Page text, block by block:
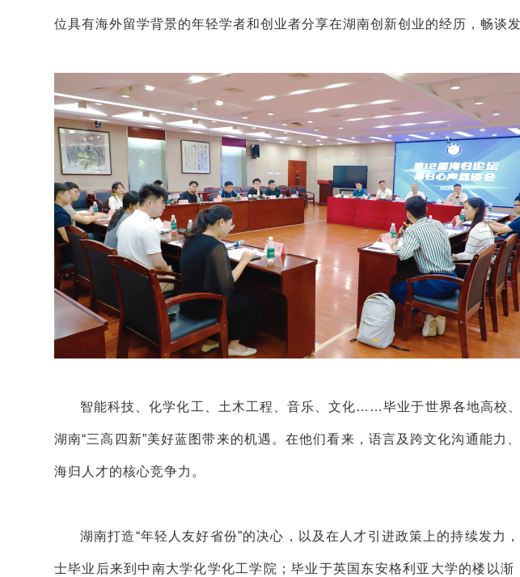
位具有海外留学背景的年轻学者和创业者分享在湖南创新创业的经历，畅谈
智能科技、化学化工、土木工程、音乐、文化……毕业于世界各地高校
湖南“三高四新”美好蓝图带来的机遇。在他们看来，语言及跨文化沟通能力
海归人才的核心竞争力。
湖南打造“年轻人友好省份”的决心，以及在人才引进政策上的持续发力
士毕业后来到中南大学化学化工学院；毕业于英国东安格利亚大学的楼以